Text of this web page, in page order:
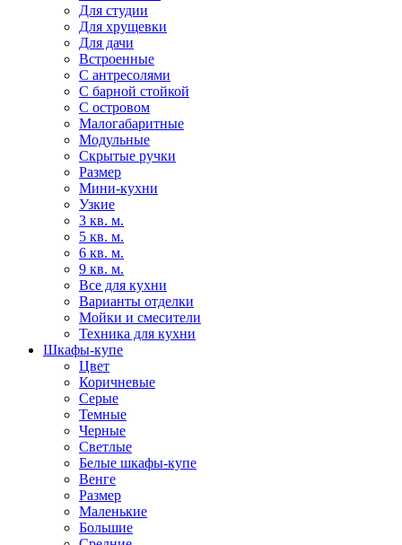
Для студии
Для хрущевки
Для дачи
Встроенные
С антресолями
С барной стойкой
С островом
Малогабаритные
Модульные
Скрытые ручки
Размер
Мини-кухни
Узкие
3 кв. м.
5 кв. м.
6 кв. м.
9 кв. м.
Все для кухни
Варианты отделки
Мойки и смесители
Техника для кухни
Шкафы-купе
Цвет
Коричневые
Серые
Темные
Черные
Светлые
Белые шкафы-купе
Венге
Размер
Маленькие
Большие